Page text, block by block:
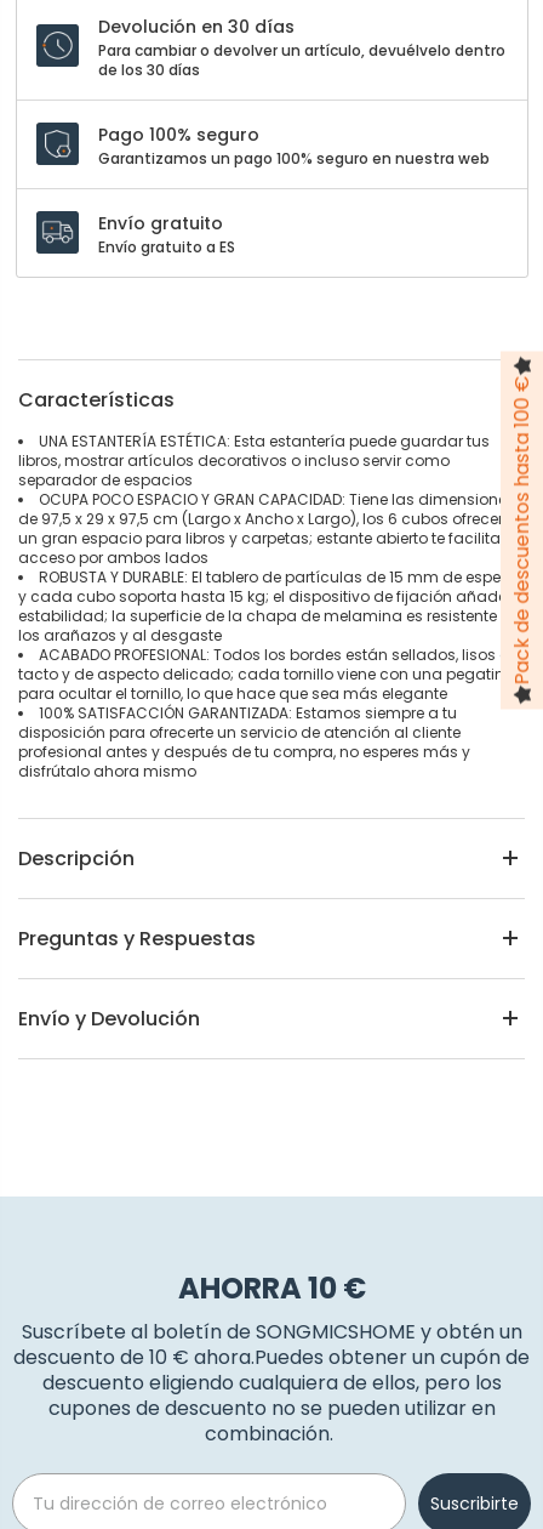
Devolución en 30 días
Para cambiar o devolver un artículo, devuélvelo dentro
de los 30 días
Pago 100% seguro
Garantizamos un pago 100% seguro en nuestra web
Envío gratuito
Envío gratuito a ES
Características
UNA ESTANTERÍA ESTÉTICA: Esta estantería puede guardar tus
libros, mostrar artículos decorativos o incluso servir como
separador de espacios
OCUPA POCO ESPACIO Y GRAN CAPACIDAD: Tiene las dimensiones
de 97,5 x 29 x 97,5 cm (Largo x Ancho x Largo), los 6 cubos ofrecen
un gran espacio para libros y carpetas; estante abierto te facilita el
acceso por ambos lados
ROBUSTA Y DURABLE: El tablero de partículas de 15 mm de espesor
y cada cubo soporta hasta 15 kg; el dispositivo de fijación añade la
estabilidad; la superficie de la chapa de melamina es resistente a
los arañazos y al desgaste
ACABADO PROFESIONAL: Todos los bordes están sellados, lisos al
tacto y de aspecto delicado; cada tornillo viene con una pegatina
para ocultar el tornillo, lo que hace que sea más elegante
100% SATISFACCIÓN GARANTIZADA: Estamos siempre a tu
disposición para ofrecerte un servicio de atención al cliente
profesional antes y después de tu compra, no esperes más y
disfrútalo ahora mismo
Descripción
Preguntas y Respuestas
Envío y Devolución
AHORRA 10 €
Suscríbete al boletín de SONGMICSHOME y obtén un
descuento de 10 € ahora.Puedes obtener un cupón de
descuento eligiendo cualquiera de ellos, pero los
cupones de descuento no se pueden utilizar en
combinación.
Email
Suscribirte
Pack de descuentos hasta 100 €